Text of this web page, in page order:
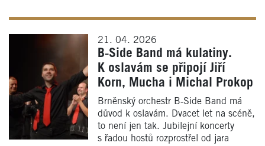
21. 04. 2026
B‑Side Band má kulatiny.
K oslavám se připojí Jiří
Korn, Mucha i Michal Prokop
Brněnský orchestr B‑Side Band má
důvod k oslavám. Dvacet let na scéně,
to není jen tak. Jubilejní koncerty
s řadou hostů rozprostřel od jara